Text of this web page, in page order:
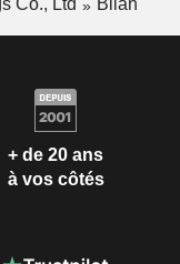
Co., Ltd
Bilan
+ de 20 ans
à vos côtés